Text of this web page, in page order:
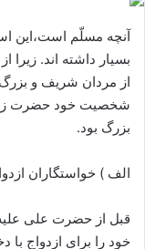
آنچه مسلّم است،این
بسیار داشته اند.
از مردان شریف و
شخصیت خود حضرت
بزرگ بود.
الف ) خواستگاران
قبل از حضرت علی علیه
خود را برای ازدواج با